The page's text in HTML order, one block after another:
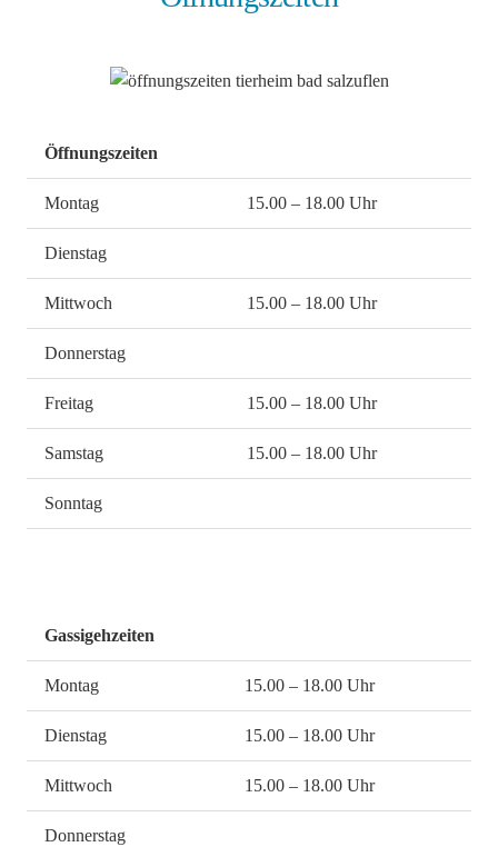
Öffnungszeiten
Montag 15.00 – 18.00 Uhr
Dienstag
Mittwoch 15.00 – 18.00 Uhr
Donnerstag
Freitag 15.00 – 18.00 Uhr
Samstag 15.00 – 18.00 Uhr
Sonntag
Gassigehzeiten
Montag 15.00 – 18.00 Uhr
Dienstag 15.00 – 18.00 Uhr
Mittwoch 15.00 – 18.00 Uhr
Donnerstag